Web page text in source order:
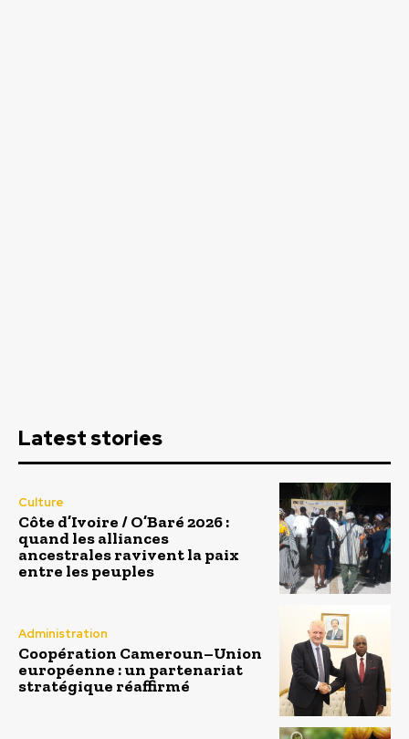
Latest stories
Culture
Côte d’Ivoire / O’Baré 2026 :
quand les alliances
ancestrales ravivent la paix
entre les peuples
Administration
Coopération Cameroun–Union
européenne : un partenariat
stratégique réaffirmé